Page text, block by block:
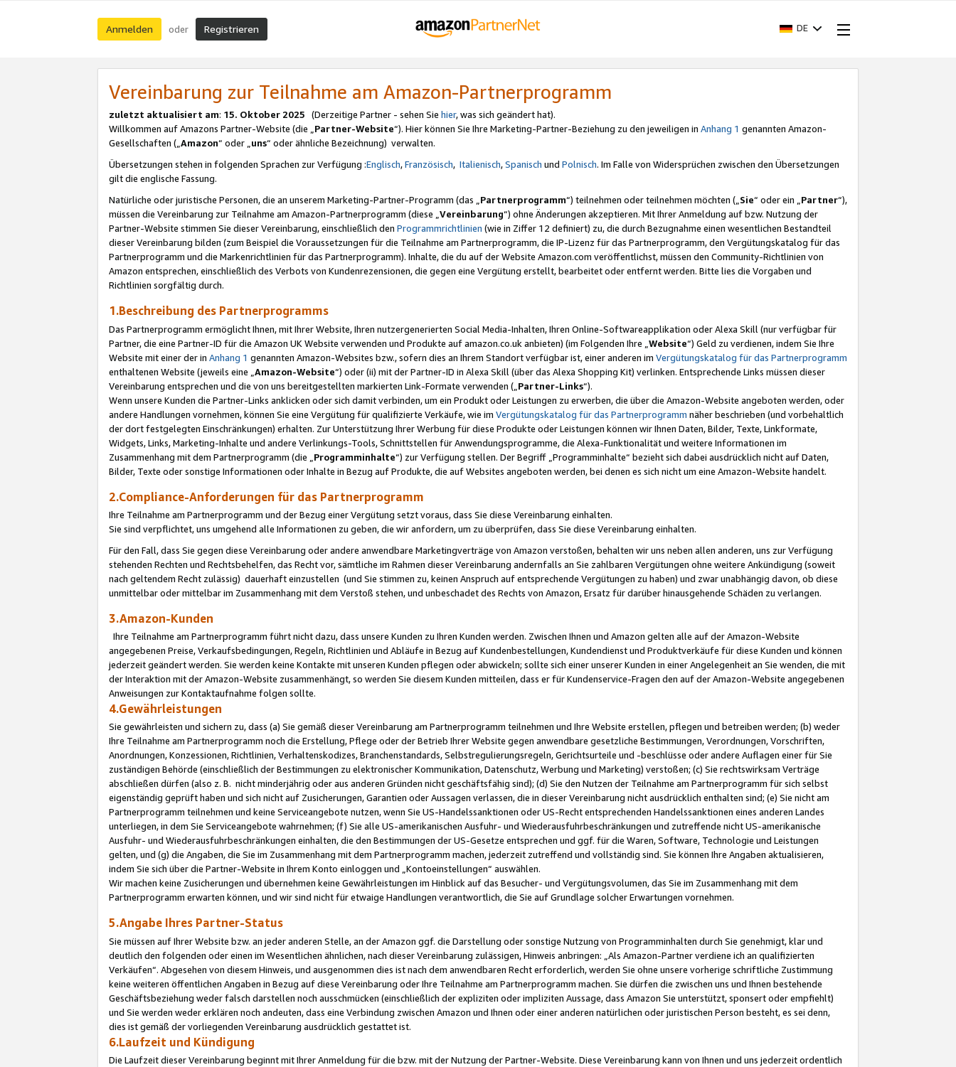
Anmelden oder Registrieren DE
Vereinbarung zur Teilnahme am Amazon-Partnerprogramm
zuletzt aktualisiert am: 15. Oktober 2025 (Derzeitige Partner - sehen Sie hier, was sich geändert hat).
Willkommen auf Amazons Partner-Website (die „Partner-Website“). Hier können Sie Ihre Marketing-Partner-Beziehung zu den jeweiligen in Anhang 1 genannten Amazon-
Gesellschaften („Amazon“ oder „uns“ oder ähnliche Bezeichnung) verwalten.
Übersetzungen stehen in folgenden Sprachen zur Verfügung :Englisch,Französisch, Italienisch,Spanisch und Polnisch. Im Falle von Widersprüchen zwischen den Übersetzungen
gilt die englische Fassung.
Natürliche oder juristische Personen, die an unserem Marketing-Partner-Programm (das „Partnerprogramm“) teilnehmen oder teilnehmen möchten („Sie“ oder ein „Partner“),
müssen die Vereinbarung zur Teilnahme am Amazon-Partnerprogramm (diese „Vereinbarung“) ohne Änderungen akzeptieren. Mit Ihrer Anmeldung auf bzw. Nutzung der
Partner-Website stimmen Sie dieser Vereinbarung, einschließlich den Programmrichtlinien (wie in Ziffer 12 definiert) zu, die durch Bezugnahme einen wesentlichen Bestandteil
dieser Vereinbarung bilden (zum Beispiel die Voraussetzungen für die Teilnahme am Partnerprogramm, die IP-Lizenz für das Partnerprogramm, den Vergütungskatalog für das
Partnerprogramm und die Markenrichtlinien für das Partnerprogramm). Inhalte, die du auf der Website Amazon.com veröffentlichst, müssen den Community-Richtlinien von
Amazon entsprechen, einschließlich des Verbots von Kundenrezensionen, die gegen eine Vergütung erstellt, bearbeitet oder entfernt werden. Bitte lies die Vorgaben und
Richtlinien sorgfältig durch.
1.Beschreibung des Partnerprogramms
Das Partnerprogramm ermöglicht Ihnen, mit Ihrer Website, Ihren nutzergenerierten Social Media-Inhalten, Ihren Online-Softwareapplikation oder Alexa Skill (nur verfügbar für
Partner, die eine Partner-ID für die Amazon UK Website verwenden und Produkte auf amazon.co.uk anbieten) (im Folgenden Ihre „ Website“) Geld zu verdienen, indem Sie Ihre
Website mit einer der in Anhang 1 genannten Amazon-Websites bzw., sofern dies an Ihrem Standort verfügbar ist, einer anderen im Vergütungskatalog für das Partnerprogramm
enthaltenen Website (jeweils eine „ Amazon-Website“) oder (ii) mit der Partner-ID in Alexa Skill (über das Alexa Shopping Kit) verlinken. Entsprechende Links müssen dieser
Vereinbarung entsprechen und die von uns bereitgestellten markierten Link-Formate verwenden („ Partner-Links“).
Wenn unsere Kunden die Partner-Links anklicken oder sich damit verbinden, um ein Produkt oder Leistungen zu erwerben, die über die Amazon-Website angeboten werden, oder
andere Handlungen vornehmen, können Sie eine Vergütung für qualifizierte Verkäufe, wie im Vergütungskatalog für das Partnerprogramm näher beschrieben (und vorbehaltlich
der dort festgelegten Einschränkungen) erhalten. Zur Unterstützung Ihrer Werbung für diese Produkte oder Leistungen können wir Ihnen Daten, Bilder, Texte, Linkformate,
Widgets, Links, Marketing-Inhalte und andere Verlinkungs-Tools, Schnittstellen für Anwendungsprogramme, die Alexa-Funktionalität und weitere Informationen im
Zusammenhang mit dem Partnerprogramm (die „ Programminhalte“) zur Verfügung stellen. Der Begriff „Programminhalte“ bezieht sich dabei ausdrücklich nicht auf Daten,
Bilder, Texte oder sonstige Informationen oder Inhalte in Bezug auf Produkte, die auf Websites angeboten werden, bei denen es sich nicht um eine Amazon-Website handelt.
2.Compliance-Anforderungen für das Partnerprogramm
Ihre Teilnahme am Partnerprogramm und der Bezug einer Vergütung setzt voraus, dass Sie diese Vereinbarung einhalten.
Sie sind verpflichtet, uns umgehend alle Informationen zu geben, die wir anfordern, um zu überprüfen, dass Sie diese Vereinbarung einhalten.
Für den Fall, dass Sie gegen diese Vereinbarung oder andere anwendbare Marketingverträge von Amazon verstoßen, behalten wir uns neben allen anderen, uns zur Verfügung
stehenden Rechten und Rechtsbehelfen, das Recht vor, sämtliche im Rahmen dieser Vereinbarung andernfalls an Sie zahlbaren Vergütungen ohne weitere Ankündigung (soweit
nach geltendem Recht zulässig) dauerhaft einzustellen (und Sie stimmen zu, keinen Anspruch auf entsprechende Vergütungen zu haben) und zwar unabhängig davon, ob diese
unmittelbar oder mittelbar im Zusammenhang mit dem Verstoß stehen, und unbeschadet des Rechts von Amazon, Ersatz für darüber hinausgehende Schäden zu verlangen.
3.Amazon-Kunden
Ihre Teilnahme am Partnerprogramm führt nicht dazu, dass unsere Kunden zu Ihren Kunden werden. Zwischen Ihnen und Amazon gelten alle auf der Amazon-Website
angegebenen Preise, Verkaufsbedingungen, Regeln, Richtlinien und Abläufe in Bezug auf Kundenbestellungen, Kundendienst und Produktverkäufe für diese Kunden und können
jederzeit geändert werden. Sie werden keine Kontakte mit unseren Kunden pflegen oder abwickeln; sollte sich einer unserer Kunden in einer Angelegenheit an Sie wenden, die mit
der Interaktion mit der Amazon-Website zusammenhängt, so werden Sie diesem Kunden mitteilen, dass er für Kundenservice-Fragen den auf der Amazon-Website angegebenen
Anweisungen zur Kontaktaufnahme folgen sollte.
4.Gewährleistungen
Sie gewährleisten und sichern zu, dass (a) Sie gemäß dieser Vereinbarung am Partnerprogramm teilnehmen und Ihre Website erstellen, pflegen und betreiben werden; (b) weder
Ihre Teilnahme am Partnerprogramm noch die Erstellung, Pflege oder der Betrieb Ihrer Website gegen anwendbare gesetzliche Bestimmungen, Verordnungen, Vorschriften,
Anordnungen, Konzessionen, Richtlinien, Verhaltenskodizes, Branchenstandards, Selbstregulierungsregeln, Gerichtsurteile und -beschlüsse oder andere Auflagen einer für Sie
zuständigen Behörde (einschließlich der Bestimmungen zu elektronischer Kommunikation, Datenschutz, Werbung und Marketing) verstoßen; (c) Sie rechtswirksam Verträge
abschließen dürfen (also z. B. nicht minderjährig oder aus anderen Gründen nicht geschäftsfähig sind); (d) Sie den Nutzen der Teilnahme am Partnerprogramm für sich selbst
eigenständig geprüft haben und sich nicht auf Zusicherungen, Garantien oder Aussagen verlassen, die in dieser Vereinbarung nicht ausdrücklich enthalten sind; (e) Sie nicht am
Partnerprogramm teilnehmen und keine Serviceangebote nutzen, wenn Sie US-Handelssanktionen oder US-Recht entsprechenden Handelssanktionen eines anderen Landes
unterliegen, in dem Sie Serviceangebote wahrnehmen; (f) Sie alle US-amerikanischen Ausfuhr- und Wiederausfuhrbeschränkungen und zutreffende nicht US-amerikanische
Ausfuhr- und Wiederausfuhrbeschränkungen einhalten, die den Bestimmungen der US-Gesetze entsprechen und ggf. für die Waren, Software, Technologie und Leistungen
gelten, und (g) die Angaben, die Sie im Zusammenhang mit dem Partnerprogramm machen, jederzeit zutreffend und vollständig sind. Sie können Ihre Angaben aktualisieren,
indem Sie sich über die Partner-Website in Ihrem Konto einloggen und „Kontoeinstellungen“ auswählen.
Wir machen keine Zusicherungen und übernehmen keine Gewährleistungen im Hinblick auf das Besucher- und Vergütungsvolumen, das Sie im Zusammenhang mit dem
Partnerprogramm erwarten können, und wir sind nicht für etwaige Handlungen verantwortlich, die Sie auf Grundlage solcher Erwartungen vornehmen.
5.Angabe Ihres Partner-Status
Sie müssen auf Ihrer Website bzw. an jeder anderen Stelle, an der Amazon ggf. die Darstellung oder sonstige Nutzung von Programminhalten durch Sie genehmigt, klar und
deutlich den folgenden oder einen im Wesentlichen ähnlichen, nach dieser Vereinbarung zulässigen, Hinweis anbringen: „Als Amazon-Partner verdiene ich an qualifizierten
Verkäufen“. Abgesehen von diesem Hinweis, und ausgenommen dies ist nach dem anwendbaren Recht erforderlich, werden Sie ohne unsere vorherige schriftliche Zustimmung
keine weiteren öffentlichen Angaben in Bezug auf diese Vereinbarung oder Ihre Teilnahme am Partnerprogramm machen. Sie dürfen die zwischen uns und Ihnen bestehende
Geschäftsbeziehung weder falsch darstellen noch ausschmücken (einschließlich der expliziten oder impliziten Aussage, dass Amazon Sie unterstützt, sponsert oder empfiehlt)
und Sie werden weder erklären noch andeuten, dass eine Verbindung zwischen Amazon und Ihnen oder einer anderen natürlichen oder juristischen Person besteht, es sei denn,
dies ist gemäß der vorliegenden Vereinbarung ausdrücklich gestattet ist.
6.Laufzeit und Kündigung
Die Laufzeit dieser Vereinbarung beginnt mit Ihrer Anmeldung für die bzw. mit der Nutzung der Partner-Website. Diese Vereinbarung kann von Ihnen und uns jederzeit ordentlich